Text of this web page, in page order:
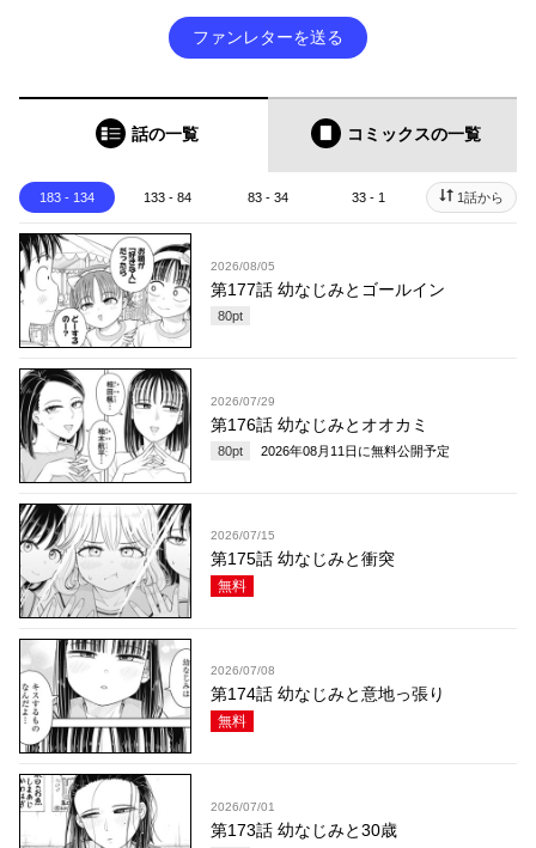
ファンレターを送る
話の一覧 コミックスの一覧
183 - 134 133 - 84 83 - 34 33 - 1 1話から
2026/08/05
第177話 幼なじみとゴールイン
80pt
2026/07/29
第176話 幼なじみとオオカミ
80pt 2026年08月11日 に無料公開予定
2026/07/15
第175話 幼なじみと衝突
無料
2026/07/08
第174話 幼なじみと意地っ張り
無料
2026/07/01
第173話 幼なじみと30歳